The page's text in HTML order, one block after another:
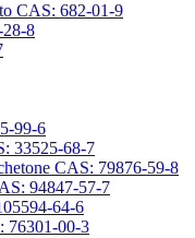
CAS: 682-01-9
8
99-6
33525-68-7
CAS: 79876-59-8
94847-57-7
64-6
76301-00-3